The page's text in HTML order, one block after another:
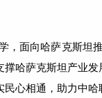
，面向哈萨克斯坦
哈萨克斯坦产业
心相通，助力中